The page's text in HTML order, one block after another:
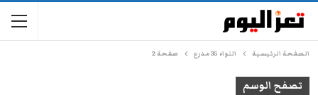
الصفحة الرئيسية اللواء 35 مدرع صفحة 2
تصفح الوسم